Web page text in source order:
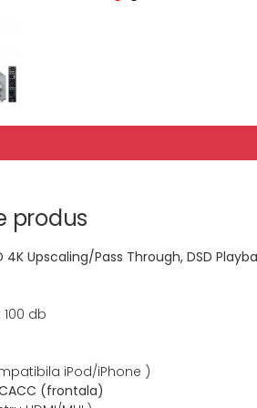
produs
4K Upscaling/Pass Through, DSD
db
iPod/iPhone )
(frontala)